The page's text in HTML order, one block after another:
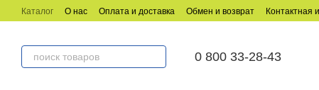
Перейти к основному контенту
Каталог О нас Оплата и доставка Обмен и возврат Контактная
0 800 33-28-43